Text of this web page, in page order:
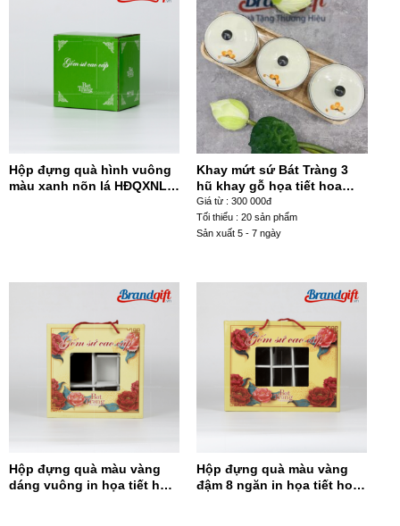
Hộp đựng quà hình vuông
màu xanh nõn lá HĐQXNL –
Khay mứt sứ Bát Tràng 3
hũ khay gỗ họa tiết hoa
đào cam KM-02
Giá từ : 300 000đ
Tối thiểu : 20 sản phẩm
Sản xuất 5 - 7 ngày
Hộp đựng quà màu vàng
dáng vuông in họa tiết hoa
Hộp đựng quà màu vàng
đậm 8 ngăn in họa tiết hoa